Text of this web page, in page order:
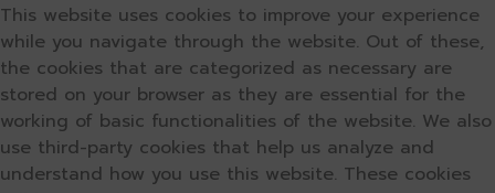
This website uses cookies to improve your experience
while you navigate through the website. Out of these,
the cookies that are categorized as necessary are
stored on your browser as they are essential for the
working of basic functionalities of the website. We also
use third-party cookies that help us analyze and
understand how you use this website. These cookies